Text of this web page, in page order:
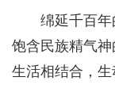
绵延千百年
饱含民族精气神
生活相结合，生